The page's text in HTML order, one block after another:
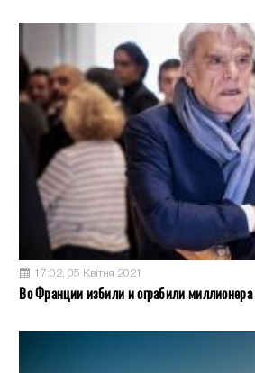
17:02, 05 Квітня 2021
Во Франции избили и ограбили миллионера